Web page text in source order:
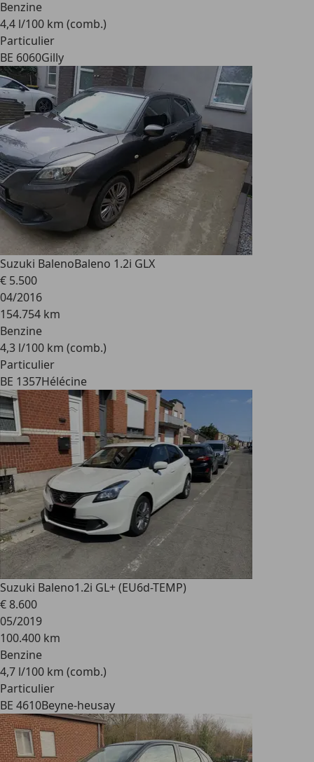
Benzine
4,4 l/100 km (comb.)
Particulier
BE 6060Gilly
Suzuki BalenoBaleno 1.2i GLX
€ 5.500
04/2016
154.754 km
Benzine
4,3 l/100 km (comb.)
Particulier
BE 1357Hélécine
Suzuki Baleno1.2i GL+ (EU6d-TEMP)
€ 8.600
05/2019
100.400 km
Benzine
4,7 l/100 km (comb.)
Particulier
BE 4610Beyne-heusay